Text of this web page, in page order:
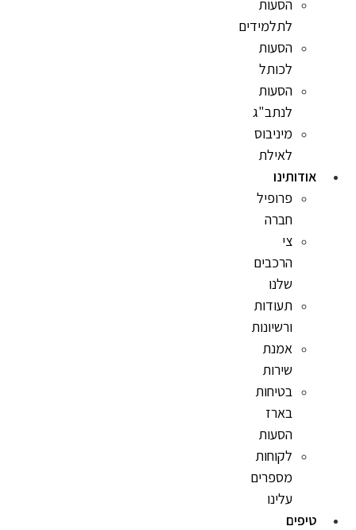
הסעות
לתלמידים
הסעות
לכותל
הסעות
לנתב"ג
מיניבוס
לאילת
אודותינו
פרופיל
חברה
צי
הרכבים
שלנו
תעודות
ורשיונות
אמנת
שירות
בטיחות
בארז
הסעות
לקוחות
מספרים
עלינו
טיפים